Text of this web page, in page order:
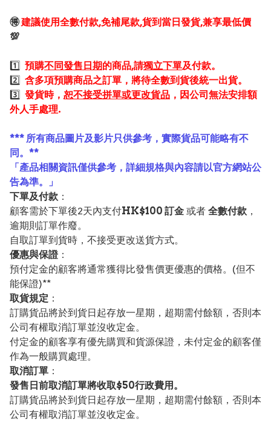
🉐建議使用全數付款,免補尾款,貨到當日發貨,兼享最低價
💯
1️⃣ 預購不同發售日期的商品,請獨立下單及付款。
2️⃣ 含多項預購商品之訂單，將待全數到貨後統一出貨。
3️⃣ 發貨時， 恕不接受拼單或更改貨品 ，因公司無法安排額
外人手處理.
*** 所有商品圖片及影片只供參考，實際貨品可能略有不
同。**
「產品相關資訊僅供參考，詳細規格與內容請以官方網站公
告為準。」
下單及付款 ：
顧客需於下單後2天內支付HK$100 訂金 或者 全數付款 ，
逾期則訂單作廢。
自取訂單到貨時，不接受更改送貨方式。
優惠與保證：
預付定金的顧客將通常獲得比發售價更優惠的價格。(但不
能保證)**
取貨規定 ：
訂購貨品將於到貨日起存放一星期，超期需付餘額，否則本
公司有權取消訂單並沒收定金。
付定金的顧客享有優先購買和貨源保證，未付定金的顧客僅
作為一般購買處理。
取消訂單 ：
發售日前取消訂單將收取$50行政費用。
訂購貨品將於到貨日起存放一星期，超期需付餘額，否則本
公司有權取消訂單並沒收定金。